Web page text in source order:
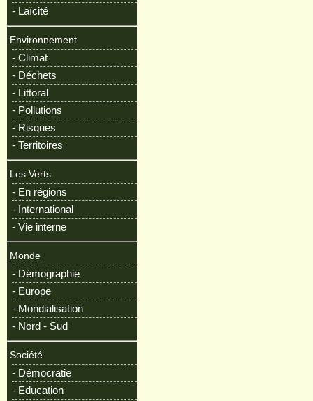
- Laïcité
Environnement
- Climat
- Déchets
- Littoral
- Pollutions
- Risques
- Territoires
Les Verts
- En régions
- International
- Vie interne
Monde
- Démographie
- Europe
- Mondialisation
- Nord - Sud
Société
- Démocratie
- Education